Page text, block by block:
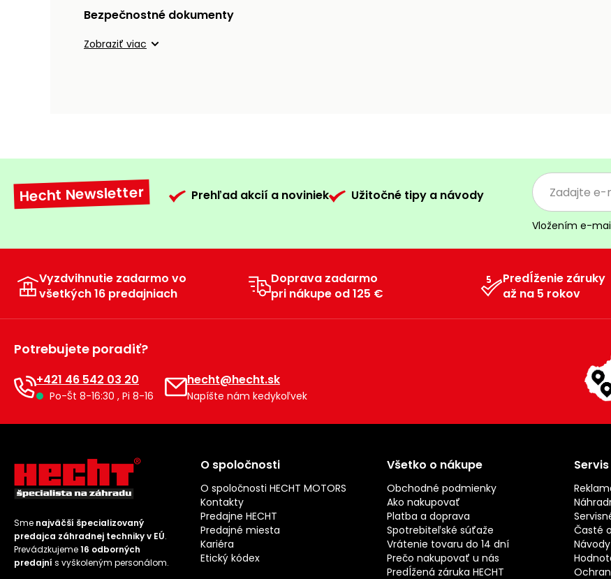
Bezpečnostné dokumenty
Zobraziť viac
Hecht Newsletter Prehľad akcií a noviniek Užitočné tipy a návody
Vložením e-
Vyzdvihnutie zadarmo vo
všetkých 16 predajniach
Doprava zadarmo
pri nákupe od 125 €
Predĺženie záruky
až na 5 rokov
Potrebujete poradiť?
+421 46 542 03 20
Po-Št 8-16:30 , Pi 8-16
hecht@hecht.sk
Napíšte nám kedykoľvek
Sme najväčší špecializovaný
predajca záhradnej techniky v EÚ.
Prevádzkujeme16 odborných
predajní s vyškoleným personálom.
O spoločnosti
O spoločnosti HECHT MOTORS
Kontakty
Predajne HECHT
Predajné miesta
Kariéra
Etický kódex
Všetko o nákupe
Obchodné podmienky
Ako nakupovať
Platba a doprava
Spotrebiteľské súťaže
Vrátenie tovaru do 14 dní
Prečo nakupovať u nás
Predĺžená záruka HECHT
Časté
Návody